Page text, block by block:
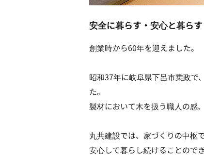
安全に暮らす・安心と暮ら
創業時から60年を迎えました。
昭和37年に岐阜県下呂市乗政で
た。
製材において木を扱う職人の感
丸共建設では、家づくりの中枢
安心して暮らし続けることので